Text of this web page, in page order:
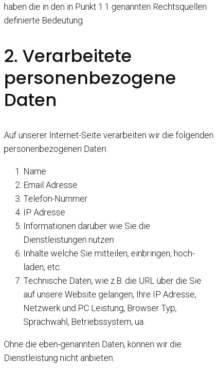
haben die in den in Punkt 1.1 genannten Rechtsquellen
definierte Bedeutung.
2. Verarbeitete
personenbezogene
Daten
Auf unserer Internet-Seite verarbeiten wir die folgenden
personenbezogenen Daten:
Name
Email Adresse
Telefon-Nummer
IP Adresse
Informationen darüber wie Sie die
Dienstleistungen nutzen
Inhalte welche Sie mitteilen, einbringen, hoch-
laden, etc.
Technische Daten, wie z.B. die URL über die Sie
auf unsere Website gelangen, Ihre IP Adresse,
Netzwerk und PC Leistung, Browser Typ,
Sprachwahl, Betriebssystem, ua.
Ohne die eben-genannten Daten, können wir die
Dienstleistung nicht anbieten.